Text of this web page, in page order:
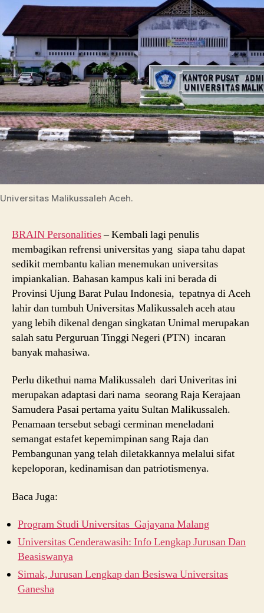
Universitas Malikussaleh Aceh.
BRAIN Personalities– Kembali lagi penulis
membagikan refrensi universitas yang siapa tahu dapat
sedikit membantu kalian menemukan universitas
impiankalian. Bahasan kampus kali ini berada di
Provinsi Ujung Barat Pulau Indonesia, tepatnya di Aceh
lahir dan tumbuh Universitas Malikussaleh aceh atau
yang lebih dikenal dengan singkatan Unimal merupakan
salah satu Perguruan Tinggi Negeri (PTN) incaran
banyak mahasiwa.
Perlu dikethui nama Malikussaleh dari Univeritas ini
merupakan adaptasi dari nama seorang Raja Kerajaan
Samudera Pasai pertama yaitu Sultan Malikussaleh.
Penamaan tersebut sebagi cerminan meneladani
semangat estafet kepemimpinan sang Raja dan
Pembangunan yang telah diletakkannya melalui sifat
kepeloporan, kedinamisan dan patriotismenya.
Baca Juga:
Program Studi Universitas Gajayana Malang
Universitas Cenderawasih: Info Lengkap Jurusan Dan
Beasiswanya
Simak, Jurusan Lengkap dan Besiswa Universitas
Ganesha